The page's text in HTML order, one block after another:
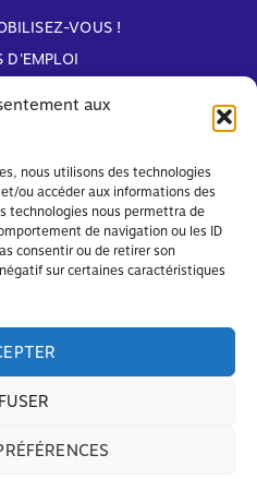
aux
nous utilisons des technologies
ou accéder aux informations des
technologies nous permettra de
de navigation ou les ID
consentir ou de retirer son
sur certaines caractéristiques
VOUS !
D'EMPLOI
soutien de
Tous droits réservés